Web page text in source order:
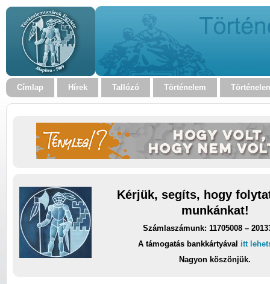
Címlap Hírek Tallózó Történelem
Kérjük, segíts, hogy
munkánkat!
Számlaszámunk: 11705008 –
A támogatás bankkártyával itt
Nagyon köszönjük.